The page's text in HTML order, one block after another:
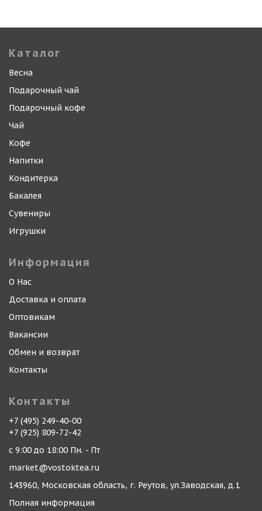
Каталог
Весна
Подарочный чай
Подарочный кофе
Чай
Кофе
Напитки
Кондитерка
Бакалея
Сувениры
Игрушки
Информация
О Нас
Доставка и оплата
Оптовикам
Вакансии
Обмен и возврат
Контакты
Контакты
+7 (495) 249-40-00
+7 (925) 809-72-42
с 9:00 до 18:00 Пн. - Пт
market@vostoktea.ru
143960, Московская область, г. Реутов, ул.Заводская, д.1
Полная информация